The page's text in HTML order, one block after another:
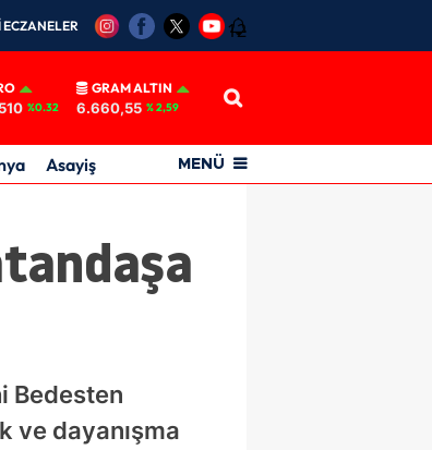
12
%0.32
GRAM ALTIN
6.660,55 % 2,59
Asayiş MENÜ
Bedesten
ve dayanışma